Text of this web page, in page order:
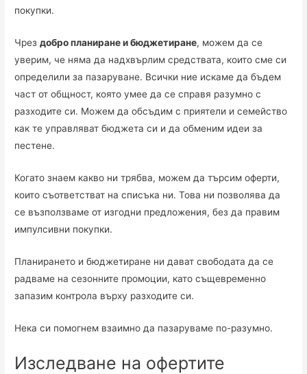
покупки.
Чрездобро планиране и бюджетиране, можем да се
уверим, че няма да надхвърлим средствата, които сме си
определили за пазаруване. Всички ние искаме да бъдем
част от общност, която умее да се справя разумно с
разходите си. Можем да обсъдим с приятели и семейство
как те управляват бюджета си и да обменим идеи за
пестене.
Когато знаем какво ни трябва, можем да търсим оферти,
които съответстват на списъка ни. Това ни позволява да
се възползваме от изгодни предложения, без да правим
импулсивни покупки.
Планирането и бюджетиране ни дават свободата да се
радваме на сезонните промоции, като същевременно
запазим контрола върху разходите си.
Нека си помогнем взаимно да пазаруваме по-разумно.
Изследване на офертите